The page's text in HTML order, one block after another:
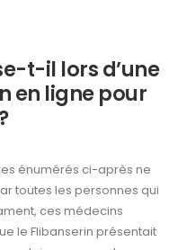
t-il lors d’une
en ligne pour
énumérés ci-après ne
toutes les personnes qui
ces médecins
le Flibanserin présentait